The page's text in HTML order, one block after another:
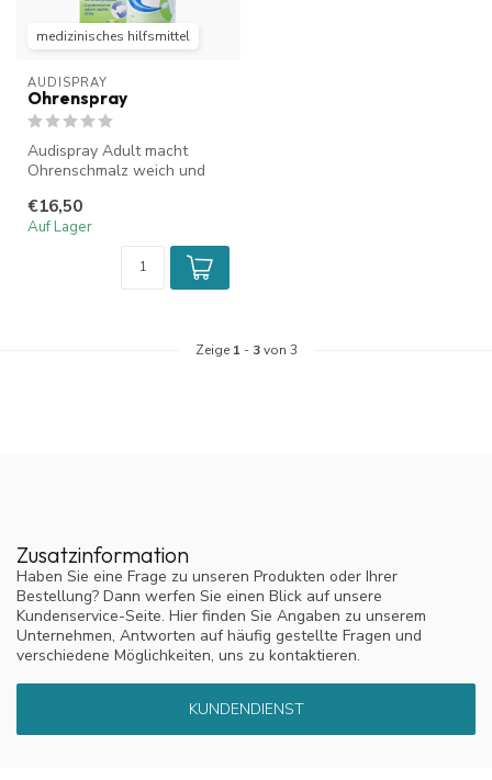
medizinisches hilfsmittel
AUDISPRAY
Ohrenspray
Audispray Adult macht
Ohrenschmalz weich und
Anwen...
€16,50
Auf Lager
Zeige 1 - 3von 3
Zusatzinformation
Haben Sie eine Frage zu unseren Produkten oder Ihrer
Bestellung? Dann werfen Sie einen Blick auf unsere
Kundenservice-Seite. Hier finden Sie Angaben zu unserem
Unternehmen, Antworten auf häufig gestellte Fragen und
verschiedene Möglichkeiten, uns zu kontaktieren.
KUNDENDIENST